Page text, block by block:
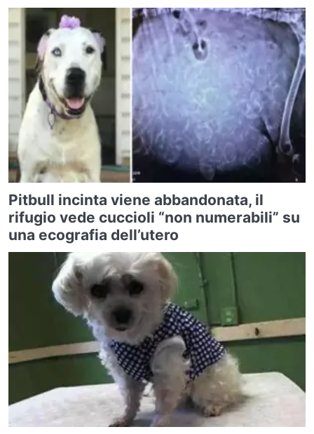
Pitbull incinta viene abbandonata, il
rifugio vede cuccioli “non numerabili” su
una ecografia dell’utero